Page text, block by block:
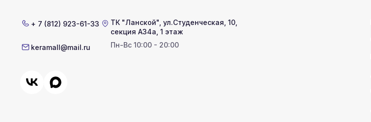
+ 7 (812) 923-61-33
keramall@mail.ru
ТК "Ланской" ул.Студенческая, 10,
секция А34а, 1 этаж
Пн-Вс 10:00 - 20:00